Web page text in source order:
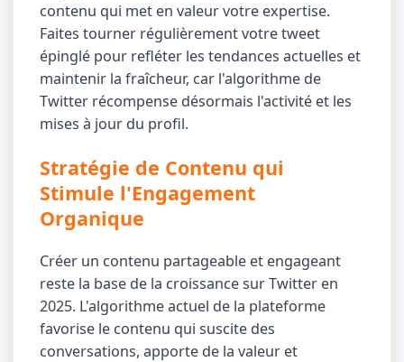
contenu qui met en valeur votre expertise.
Faites tourner régulièrement votre tweet
épinglé pour refléter les tendances actuelles et
maintenir la fraîcheur, car l'algorithme de
Twitter récompense désormais l'activité et les
mises à jour du profil.
Stratégie de Contenu qui
Stimule l'Engagement
Organique
Créer un contenu partageable et engageant
reste la base de la croissance sur Twitter en
2025. L'algorithme actuel de la plateforme
favorise le contenu qui suscite des
conversations, apporte de la valeur et